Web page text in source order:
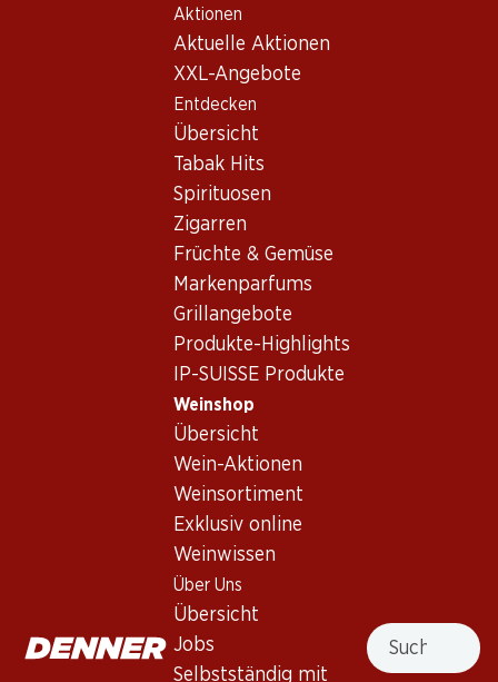
Aktionen
Aktuelle Aktionen
XXL-Angebote
Entdecken
Übersicht
Tabak Hits
Spirituosen
Zigarren
Früchte & Gemüse
Markenparfums
Grillangebote
Produkte-Highlights
IP-SUISSE Produkte
Weinshop
Übersicht
Wein-Aktionen
Weinsortiment
Exklusiv online
Weinwissen
Über Uns
Übersicht
Jobs
Selbstständig mit
Suche
Wein Sortiment
Malbec, Frankreich
Château Marjosse
Bordeaux AOC
Château d'Issan Margaux
2022